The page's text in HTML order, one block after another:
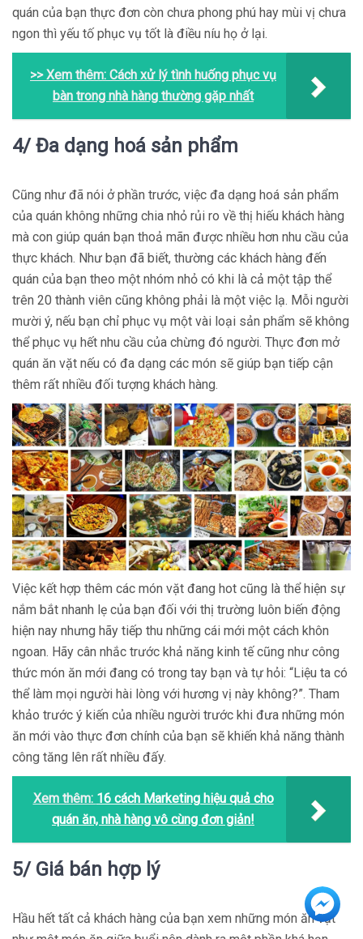
quán của bạn thực đơn còn chưa phong phú hay mùi vị chưa
ngon thì yếu tố phục vụ tốt là điều níu họ ở lại.
>> Xem thêm: Cách xử lý tình huống phục vụ
bàn trong nhà hàng thường gặp nhất
4/ Đa dạng hoá sản phẩm
Cũng như đã nói ở phần trước, việc đa dạng hoá sản phẩm
của quán không những chia nhỏ rủi ro về thị hiếu khách hàng
mà con giúp quán bạn thoả mãn được nhiều hơn nhu cầu của
thực khách. Như bạn đã biết, thường các khách hàng đến
quán của bạn theo một nhóm nhỏ có khi là cả một tập thể
trên 20 thành viên cũng không phải là một việc lạ. Mỗi người
mười ý, nếu bạn chỉ phục vụ một vài loại sản phẩm sẽ không
thể phục vụ hết nhu cầu của chừng đó người. Thực đơn mở
quán ăn vặt nếu có đa dạng các món sẽ giúp bạn tiếp cận
thêm rất nhiều đối tượng khách hàng.
Việc kết hợp thêm các món vặt đang hot cũng là thể hiện sự
nắm bắt nhanh lẹ của bạn đối với thị trường luôn biến động
hiện nay nhưng hãy tiếp thu những cái mới một cách khôn
ngoan. Hãy cân nhắc trước khả năng kinh tế cũng như công
thức món ăn mới đang có trong tay bạn và tự hỏi: “Liệu ta có
thể làm mọi người hài lòng với hương vị này không?”. Tham
khảo trước ý kiến của nhiều người trước khi đưa những món
ăn mới vào thực đơn chính của bạn sẽ khiến khả năng thành
công tăng lên rất nhiều đấy.
Xem thêm: 16 cách Marketing hiệu quả cho
quán ăn, nhà hàng vô cùng đơn giản!
5/ Giá bán hợp lý
Hầu hết tất cả khách hàng của bạn xem những món ăn vặt